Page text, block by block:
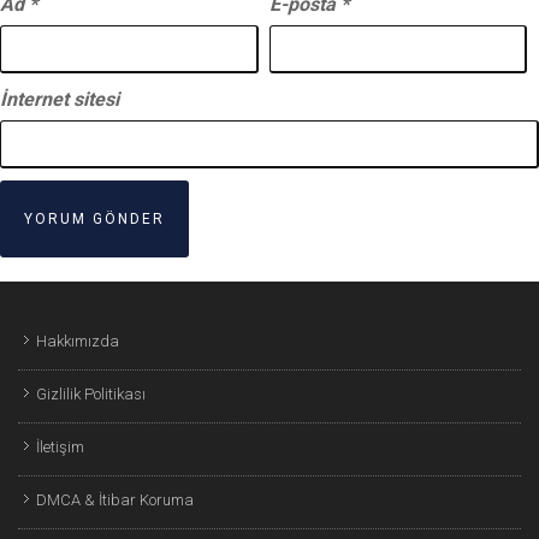
İnternet sitesi
Hakkımızda
Gizlilik Politikası
İletişim
DMCA & İtibar Koruma